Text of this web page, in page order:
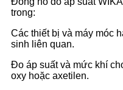
trong:
Các thiết bị và máy móc
sinh liên quan.
Đo áp suất và mức khí
oxy hoặc axetilen.